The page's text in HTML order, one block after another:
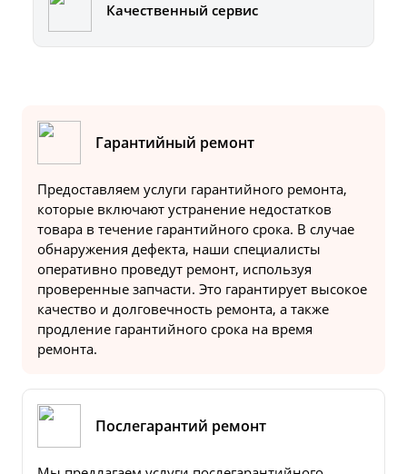
Качественный сервис
Гарантийный ремонт
Предоставляем услуги гарантийного ремонта,
которые включают устранение недостатков
товара в течение гарантийного срока. В случае
обнаружения дефекта, наши специалисты
оперативно проведут ремонт, используя
проверенные запчасти. Это гарантирует высокое
качество и долговечность ремонта, а также
продление гарантийного срока на время
ремонта.
Послегарантий ремонт